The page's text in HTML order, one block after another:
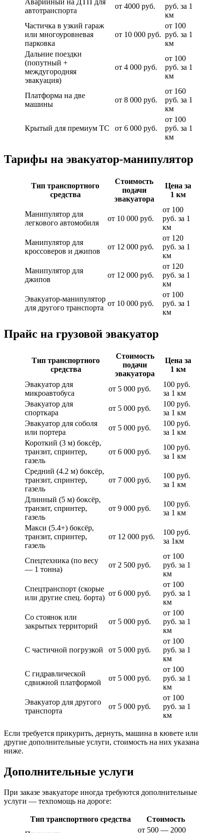
автотранспорта
от 4000 руб.
руб. за 1
км
Частичка в узкий гараж
или многоуровневая
парковка
от 10 000 руб.
от 100
руб. за 1
км
Дальние поездки
(попутный +
междугородняя
эвакуация)
от 4 000 руб.
от 100
руб. за 1
км
Платформа на две
машины
от 8 000 руб.
от 160
руб. за 1
км
Крытый для премиум ТС от 6 000 руб.
от 100
руб. за 1
км
Тарифы на эвакуатор-манипулятор
Тип транспортного
средства
Стоимость
подачи
эвакуатора
Цена за
1 км
Манипулятор для
легкового автомобиля
от 10 000 руб.
от 100
руб. за 1
км
Манипулятор для
кроссоверов и джипов
от 12 000 руб.
от 120
руб. за 1
км
Манипулятор для
джипов
от 12 000 руб.
от 120
руб. за 1
км
Эвакуатор-манипулятор
для другого транспорта
от 10 000 руб.
от 100
руб. за 1
км
Прайс на грузовой эвакуатор
Тип транспортного
средства
Стоимость
подачи
эвакуатора
Цена за
1 км
Эвакуатор для
микроавтобуса
от 5 000 руб.
100 руб.
за 1 км
Эвакуатор для
спорткара
от 5 000 руб.
100 руб.
за 1 км
Эвакуатор для соболя
или портера
от 5 000 руб.
100 руб.
за 1 км
Короткий (3 м) боксёр,
транзит, спринтер,
газель
от 6 000 руб.
100 руб.
за 1 км
Средний (4.2 м) боксёр,
транзит, спринтер,
газель
от 7 000 руб.
100 руб.
за 1 км
Длинный (5 м) боксёр,
транзит, спринтер,
газель
от 9 000 руб.
100 руб.
за 1 км
Макси (5.4+) боксёр,
транзит, спринтер,
газель
от 12 000 руб.
100 руб.
за 1км
Спецтехника (по весу
— 1 тонна)
от 2 500 руб.
от 100
руб. за 1
км
Спецтранспорт (скорые
или другие спец. борта)
от 6 000 руб.
от 100
руб. за 1
км
Со стоянок или
закрытых территорий
от 5 000 руб.
от 100
руб. за 1
км
С частичной погрузкой от 5 000 руб.
от 100
руб. за 1
км
С гидравлической
сдвижной платформой
от 5 000 руб.
от 100
руб. за 1
км
Эвакуатор для другого
транспорта
от 5 000 руб.
от 100
руб. за 1
км
Если требуется прикурить, дернуть, машина в кювете или
другие дополнительные услуги, стоимость на них указана
ниже.
Дополнительные услуги
При заказе эвакуаторе иногда требуются дополнительные
услуги — техпомощь на дороге:
Тип транспортного средства
Стоимость
от 500 — 2000